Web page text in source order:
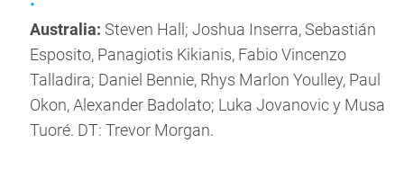
Australia: Steven Hall; Joshua Inserra, Sebastián
Esposito, Panagiotis Kikianis, Fabio Vincenzo
Talladira; Daniel Bennie, Rhys Marlon Youlley, Paul
Okon, Alexander Badolato; Luka Jovanovic y Musa
Tuoré. DT: Trevor Morgan.